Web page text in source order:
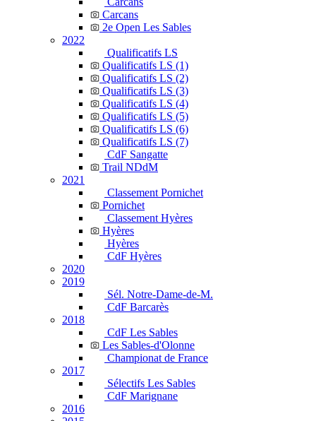
Carcans
2e Open Les Sables
2022
Qualificatifs LS
Qualificatifs LS (1)
Qualificatifs LS (2)
Qualificatifs LS (3)
Qualificatifs LS (4)
Qualificatifs LS (5)
Qualificatifs LS (6)
Qualificatifs LS (7)
CdF Sangatte
Trail NDdM
2021
Classement Pornichet
Pornichet
Classement Hyères
Hyères
Hyères
CdF Hyères
2020
2019
Sél. Notre-Dame-de-M.
CdF Barcarès
2018
CdF Les Sables
Les Sables-d'Olonne
Championat de France
2017
Sélectifs Les Sables
CdF Marignane
2016